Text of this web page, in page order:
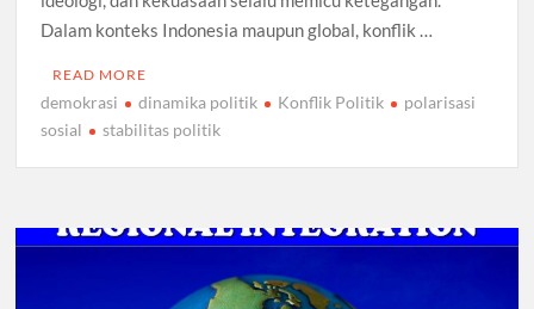
Dalam konteks Indonesia maupun global, konflik …
READ MORE
demokrasi dinamika politik Konflik Politik
polarisasi
sosial
stabilitas politik